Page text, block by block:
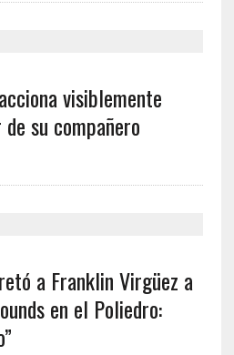
visiblemente
su compañero
a Franklin Virgüez a
en el Poliedro: